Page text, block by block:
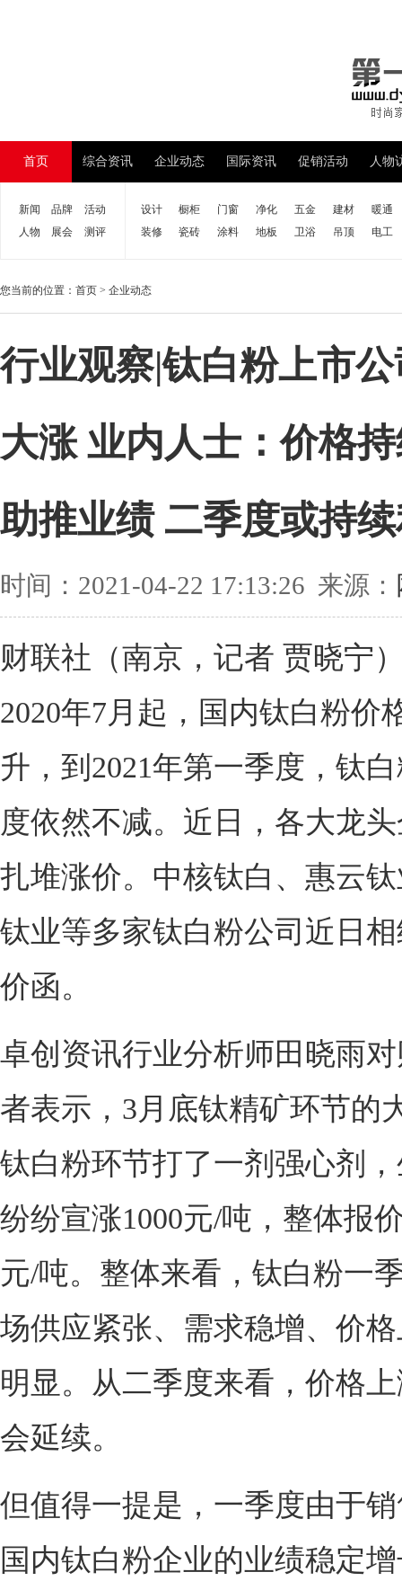
首页 综合资讯 企业动态 国际资讯 促销活动 人物
新闻 品牌
活动
人物
展会 测评
设计 橱柜 门窗 净化 五金 建材
暖通
装修
瓷砖 涂料 地板 卫浴 吊顶 电工
您当前的位置： 首页 > 企业动态
行业观察|钛白粉上市
大涨 业内人士：价格
助推业绩 二季度或持
时间：2021-04-22 17:13:26 来源：
财联社（南京，记者 贾晓宁
2020年7月起，国内钛白粉价
升，到2021年第一季度，钛
度依然不减。近日，各大龙
扎堆涨价。中核钛白、惠云
钛业等多家钛白粉公司近日
价函。
卓创资讯行业分析师田晓雨
者表示，3月底钛精矿环节的
钛白粉环节打了一剂强心剂
纷纷宣涨1000元/吨，整体报
元/吨。整体来看，钛白粉一
场供应紧张、需求稳增、价
明显。从二季度来看，价格
会延续。
但值得一提是，一季度由于
国内钛白粉企业的业绩稳定